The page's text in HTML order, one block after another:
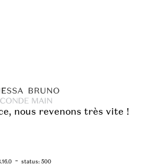
nous revenons très vite !
- status: 500